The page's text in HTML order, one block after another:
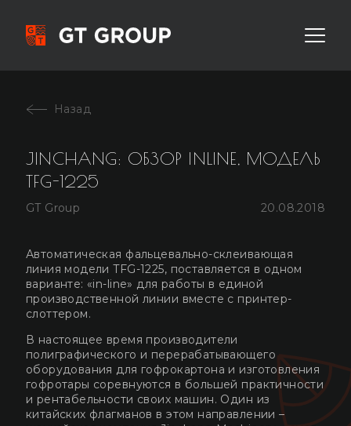
JINCHANG: ОБЗОР INLINE, МОДЕЛЬ
TFG-1225
GT Group 20.08.2018
Автоматическая фальцевально-склеивающая
линия модели TFG-1225, поставляется в одном
варианте: «in-line» для работы в единой
производственной линии вместе с принтер-
слоттером.
В настоящее время производители
полиграфического и перерабатывающего
оборудования для гофрокартона и изготовления
гофротары соревнуются в большей практичности
и рентабельности своих машин. Один из
китайских флагманов в этом направлении –